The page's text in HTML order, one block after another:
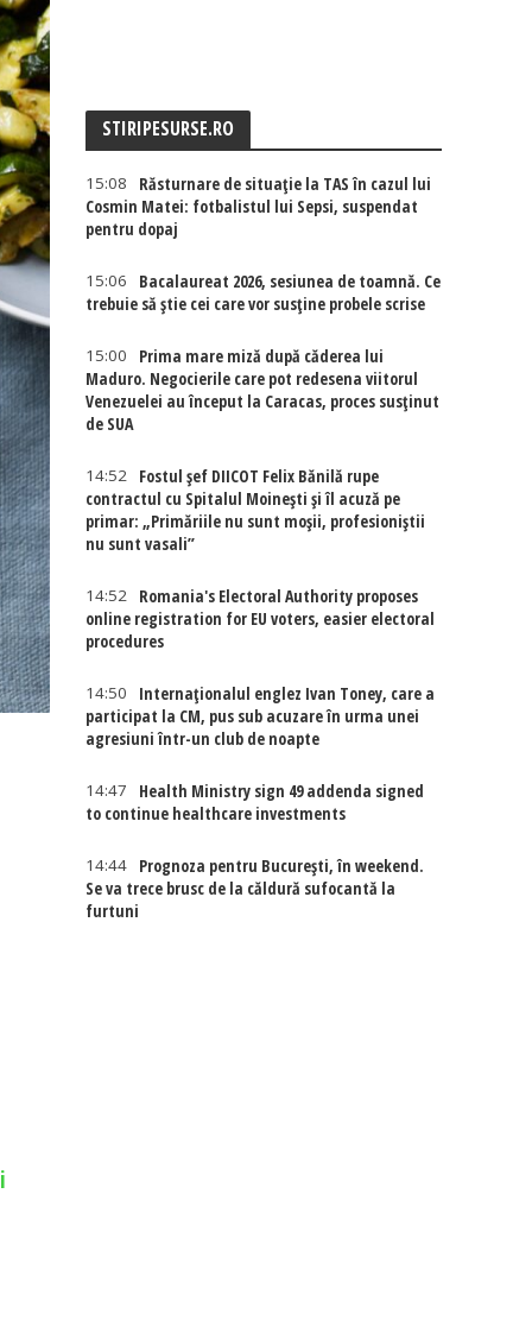
STIRIPESURSE.RO
15:08
Răsturnare de situație la TAS în cazul lui
Cosmin Matei: fotbalistul lui Sepsi, suspendat
pentru dopaj
15:06
Bacalaureat 2026, sesiunea de toamnă. Ce
trebuie să știe cei care vor susține probele scrise
15:00
Prima mare miză după căderea lui
Maduro. Negocierile care pot redesena viitorul
Venezuelei au început la Caracas, proces susținut
de SUA
14:52
Fostul șef DIICOT Felix Bănilă rupe
contractul cu Spitalul Moinești și îl acuză pe
primar: „Primăriile nu sunt moșii, profesioniștii
nu sunt vasali”
14:52
Romania's Electoral Authority proposes
online registration for EU voters, easier electoral
procedures
14:50
Internaţionalul englez Ivan Toney, care a
participat la CM, pus sub acuzare în urma unei
agresiuni într-un club de noapte
14:47
Health Ministry sign 49 addenda signed
to continue healthcare investments
14:44
Prognoza pentru București, în weekend.
Se va trece brusc de la căldură sufocantă la
furtuni